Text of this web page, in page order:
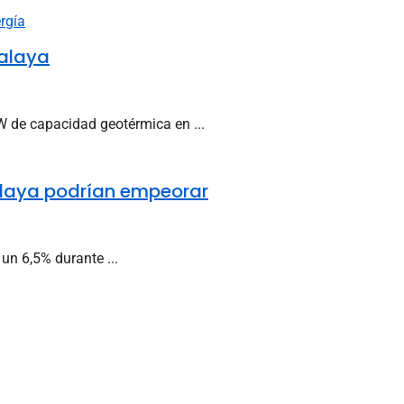
de capacidad geotérmica en ...
podrían empeorar
6,5% durante ...